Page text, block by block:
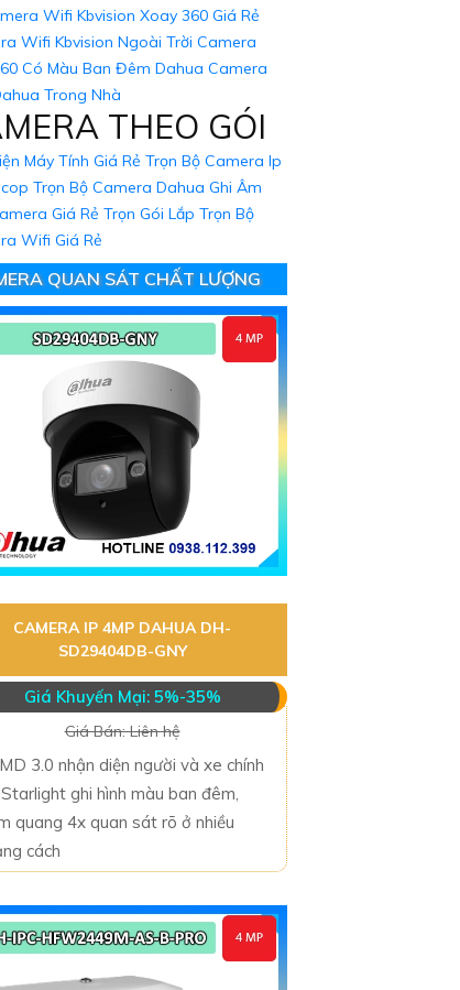
Wifi Kbvision Xoay 360 Giá Rẻ
Wifi Kbvision Ngoài Trời Camera
Có Màu Ban Đêm Dahua Camera
Trong Nhà
THEO GÓI
Máy Tính Giá Rẻ Trọn Bộ Camera Ip
Trọn Bộ Camera Dahua Ghi Âm
Giá Rẻ Trọn Gói Lắp Trọn Bộ
Wifi Giá Rẻ
QUAN SÁT CHẤT LƯỢNG
CAMERA IP 4MP DAHUA DH-
SD29404DB-GNY
Giá Khuyến Mại: 5%-35%
Giá Bán: Liên hệ
3.0 nhận diện người và xe chính
ghi hình màu ban đêm,
quang 4x quan sát rõ ở nhiều
cách